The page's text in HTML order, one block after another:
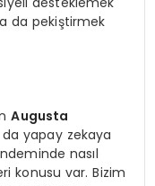
da pekiştirmek
Augusta
da yapay zekaya
nasıl
konusu var. Bizim